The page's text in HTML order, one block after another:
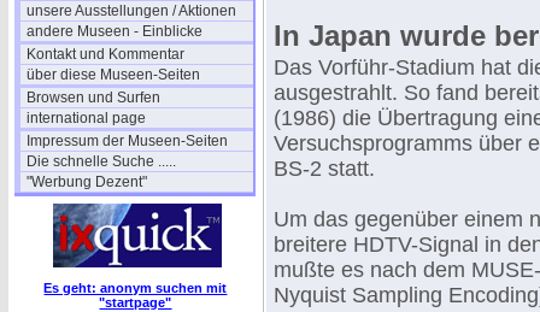
unsere Ausstellungen / Aktionen
andere Museen - Einblicke
Kontakt und Kommentar
über diese Museen-Seiten
Browsen und Surfen
international page
Impressum der Museen-Seiten
Die schnelle Suche .....
"Werbung Dezent"
Es geht: anonym suchen mit
"startpage"
In Japan wurde
Das Vorführ-Stadium hat
ausgestrahlt. So fand
(1986) die Übertragung
Versuchsprogramms über
BS-2 statt.
Um das gegenüber einem
breitere HDTV-Signal in
mußte es nach dem
Nyquist Sampling